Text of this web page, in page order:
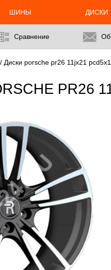
ШИНЫ ДИСКИ
Сравнение
/ Диски porsche pr26 11jx21
PR26